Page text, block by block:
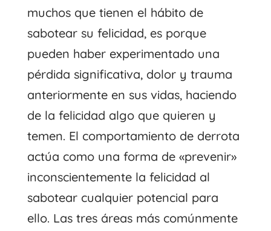
muchos que tienen el hábito de
sabotear su felicidad, es porque
pueden haber experimentado una
pérdida significativa, dolor y trauma
anteriormente en sus vidas, haciendo
de la felicidad algo que quieren y
temen. El comportamiento de derrota
actúa como una forma de «prevenir»
inconscientemente la felicidad al
sabotear cualquier potencial para
ello. Las tres áreas más comúnmente